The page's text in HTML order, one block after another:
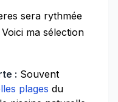
sera rythmée
ma sélection
: Souvent
plages du